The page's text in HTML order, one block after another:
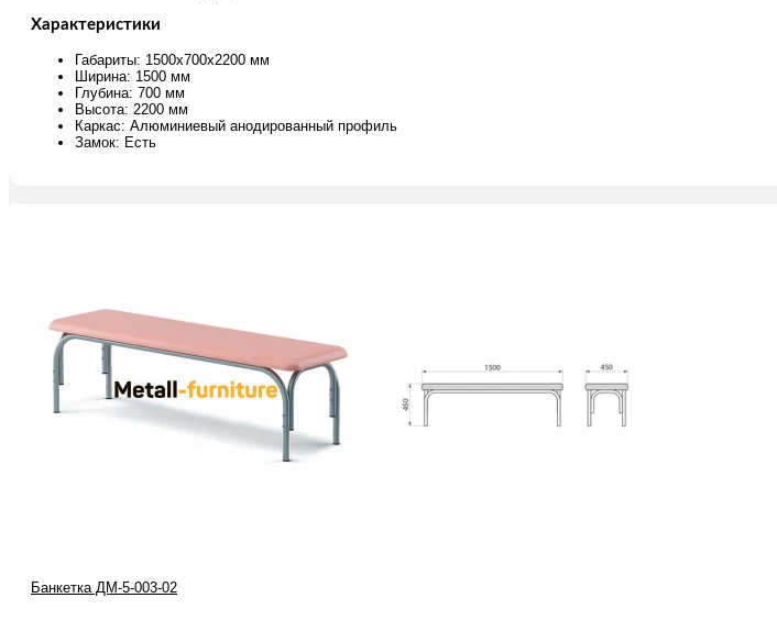
Характеристики
Габариты: 1500х700х2200 мм
Ширина: 1500 мм
Глубина: 700 мм
Высота: 2200 мм
Каркас: Алюминиевый анодированный профиль
Замок: Есть
Банкетка ДМ-5-003-02